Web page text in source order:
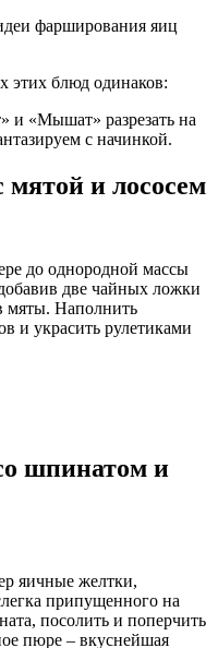
фарширования яиц
этих блюд одинаков:
и «Мышат» разрезать на
с начинкой.
и лососем
до однородной массы
две чайных ложки
мяты. Наполнить
и украсить рулетиками
шпинатом и
яичные желтки,
припущенного на
посолить и поперчить
пюре – вкуснейшая